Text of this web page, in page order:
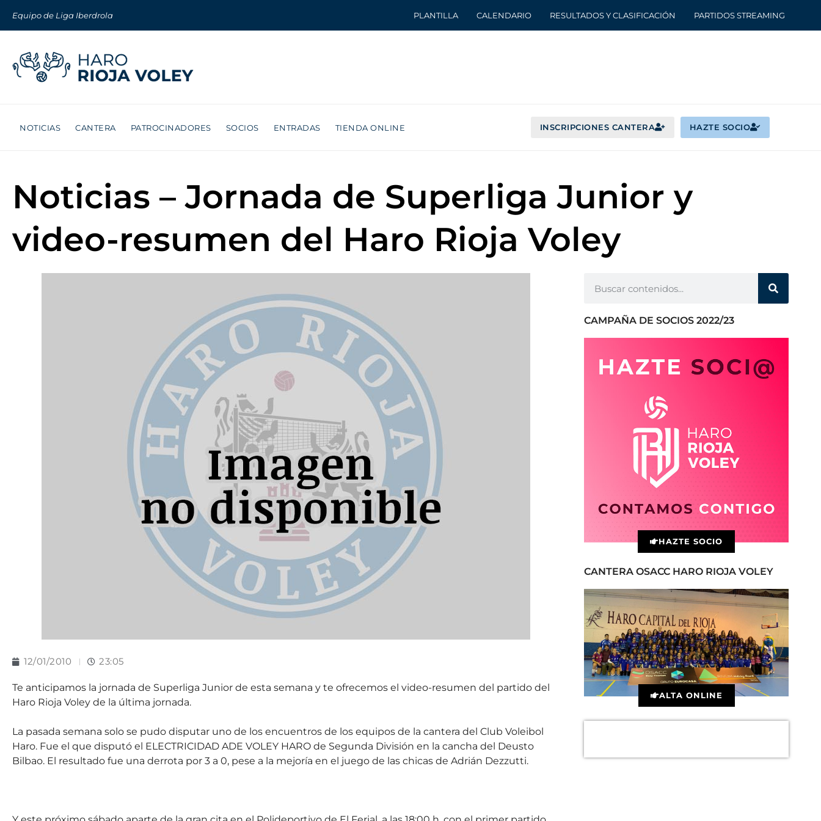
Equipo de Liga Iberdrola PLANTILLA CALENDARIO RESULTADOS Y CLASIFICACIÓN PARTIDOS STREAMING
NOTICIAS CANTERA PATROCINADORES SOCIOS ENTRADAS TIENDA ONLINE INSCRIPCIONES CANTERA HAZTE SOCIO
Noticias – Jornada de Superliga Junior y
video-resumen del Haro Rioja Voley
12/01/2010 23:05
Te anticipamos la jornada de Superliga Junior de esta semana y te ofrecemos el video-resumen del partido del
Haro Rioja Voley de la última jornada.
La pasada semana solo se pudo disputar uno de los encuentros de los equipos de la cantera del Club Voleibol
Haro. Fue el que disputó el ELECTRICIDAD ADE VOLEY HARO de Segunda División en la cancha del Deusto
Bilbao. El resultado fue una derrota por 3 a 0, pese a la mejoría en el juego de las chicas de Adrián Dezzutti.
CAMPAÑA DE SOCIOS 2022/23
HAZTE SOCIO
CANTERA OSACC HARO RIOJA VOLEY
ALTA ONLINE